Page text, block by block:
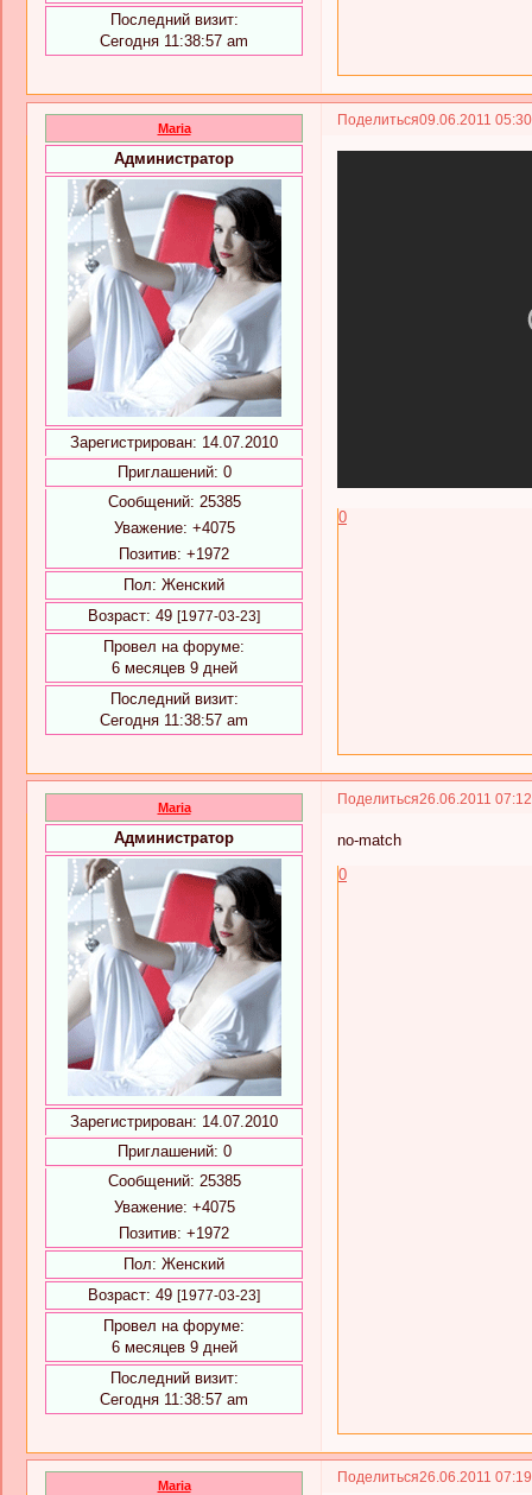
Последний визит:
Сегодня 11:38:57 am
Поделиться09.06.2011
Maria
Администратор
Зарегистрирован: 14.07.2010
Приглашений: 0
Сообщений: 25385
Уважение: +4075
Позитив: +1972
Пол: Женский
Возраст: 49 [1977-03-23]
Провел на форуме:
6 месяцев 9 дней
Последний визит:
Сегодня 11:38:57 am
0
Поделиться26.06.2011
Maria
Администратор
Зарегистрирован: 14.07.2010
Приглашений: 0
Сообщений: 25385
Уважение: +4075
Позитив: +1972
Пол: Женский
Возраст: 49 [1977-03-23]
Провел на форуме:
6 месяцев 9 дней
Последний визит:
Сегодня 11:38:57 am
no-match
0
Поделиться26.06.2011
Maria